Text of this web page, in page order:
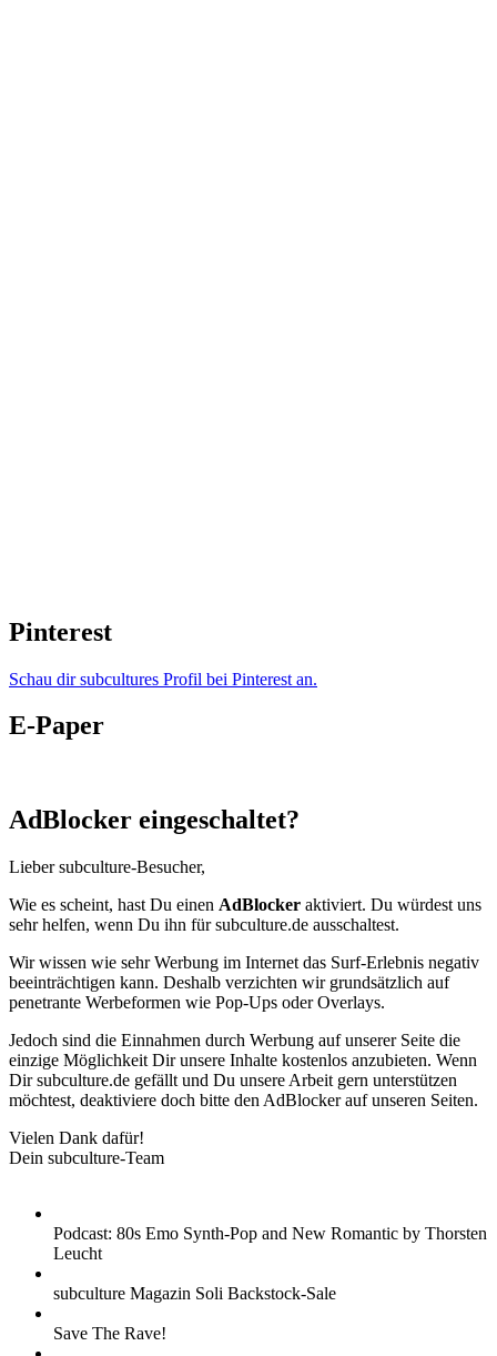
Pinterest
Schau dir subcultures Profil bei Pinterest an.
E-Paper
AdBlocker eingeschaltet?
Lieber subculture-Besucher,
Wie es scheint, hast Du einen AdBlocker aktiviert. Du würdest uns
sehr helfen, wenn Du ihn für subculture.de ausschaltest.
Wir wissen wie sehr Werbung im Internet das Surf-Erlebnis negativ
beeinträchtigen kann. Deshalb verzichten wir grundsätzlich auf
penetrante Werbeformen wie Pop-Ups oder Overlays.
Jedoch sind die Einnahmen durch Werbung auf unserer Seite die
einzige Möglichkeit Dir unsere Inhalte kostenlos anzubieten. Wenn
Dir subculture.de gefällt und Du unsere Arbeit gern unterstützen
möchtest, deaktiviere doch bitte den AdBlocker auf unseren Seiten.
Vielen Dank dafür!
Dein subculture-Team
Podcast: 80s Emo Synth-Pop and New Romantic by Thorsten
Leucht
subculture Magazin Soli Backstock-Sale
Save The Rave!